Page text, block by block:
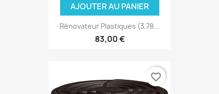
AJOUTER AU PANIER
Rénovateur Plastiques (3.78...
83,00 €
favorite_border